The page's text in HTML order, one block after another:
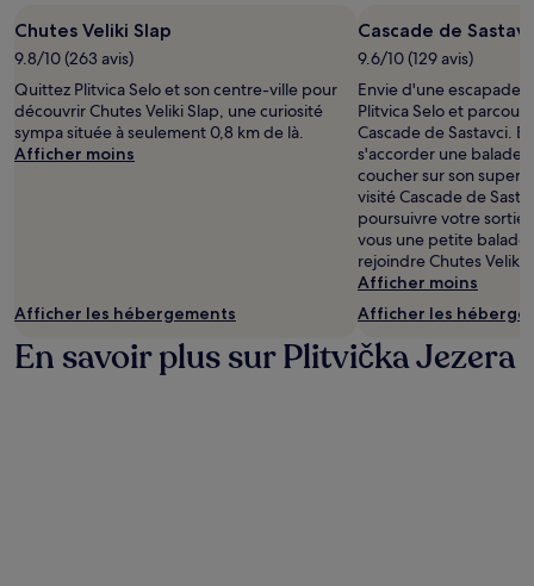
d’une
nuit
2 adultes.
Les
prix
et
Des
supplémentaires
peuvent
Chutes Veliki Slap
9.8/10 (263 avis)
Quittez Plitvica Selo et son centre-ville pour
découvrir Chutes Veliki Slap, une curiosité
sympa située à seulement 0,8 km de là.
Afficher moins
Afficher les hébergements
Cascade de
9.6/10 (129 avis)
Envie d'une escapade
Plitvica Selo et
Cascade de Sastavci.
s'accorder une balade
coucher sur son
visité Cascade de
poursuivre votre sortie
vous une petite
rejoindre Chutes Veliki
Afficher moins
Afficher les
En savoir plus sur Plitvička Jezera